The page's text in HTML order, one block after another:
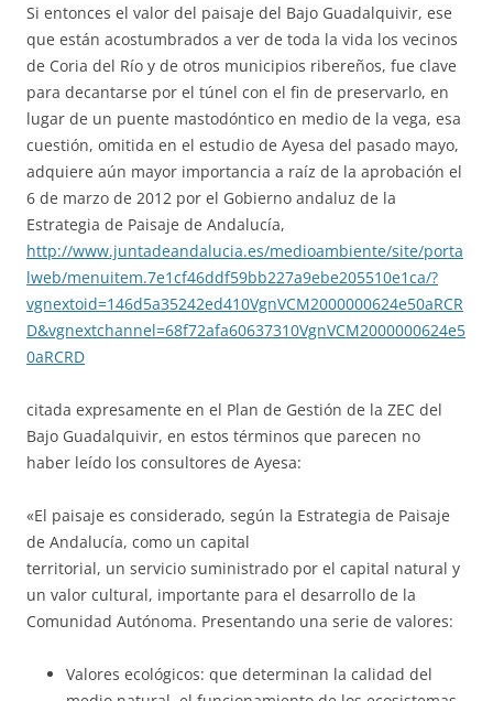
Si entonces el valor del paisaje del Bajo Guadalquivir, ese
que están acostumbrados a ver de toda la vida los vecinos
de Coria del Río y de otros municipios ribereños, fue clave
para decantarse por el túnel con el fin de preservarlo, en
lugar de un puente mastodóntico en medio de la vega, esa
cuestión, omitida en el estudio de Ayesa del pasado mayo,
adquiere aún mayor importancia a raíz de la aprobación el
6 de marzo de 2012 por el Gobierno andaluz de la
Estrategia de Paisaje de Andalucía,
http://www.juntadeandalucia.es/medioambiente/site/porta
lweb/menuitem.7e1cf46ddf59bb227a9ebe205510e1ca/?
vgnextoid=146d5a35242ed410VgnVCM2000000624e50aRCR
D&vgnextchannel=68f72afa60637310VgnVCM2000000624e5
0aRCRD
citada expresamente en el Plan de Gestión de la ZEC del
Bajo Guadalquivir, en estos términos que parecen no
haber leído los consultores de Ayesa:
«El paisaje es considerado, según la Estrategia de Paisaje
de Andalucía, como un capital
territorial, un servicio suministrado por el capital natural y
un valor cultural, importante para el desarrollo de la
Comunidad Autónoma. Presentando una serie de valores:
Valores ecológicos: que determinan la calidad del